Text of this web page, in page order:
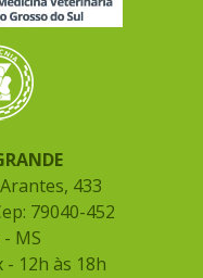
433
79040-452
MS
- 12h às 18h